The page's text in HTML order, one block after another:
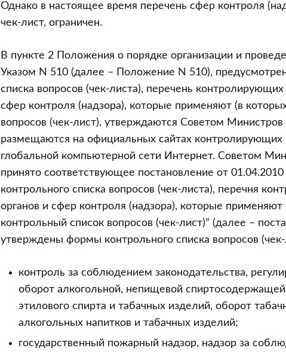
Однако в настоящее время перечень сфер контроля
чек-лист, ограничен.
В пункте 2 Положения о порядке организации и
Указом N 510 (далее – Положение N 510),
списка вопросов (чек-листа), перечень
сфер контроля (надзора), которые применяют (в
вопросов (чек-лист), утверждаются Советом
размещаются на официальных сайтах контролирующих
глобальной компьютерной сети Интернет. Советом
принято соответствующее постановление от
контрольного списка вопросов (чек-листа), перечня
органов и сфер контроля (надзора), которые
контрольный список вопросов (чек-лист)” (далее –
утверждены формы контрольного списка вопросов
контроль за соблюдением законодательства,
оборот алкогольной, непищевой
этилового спирта и табачных изделий, оборот
алкогольных напитков и табачных изделий;
государственный пожарный надзор, надзор за